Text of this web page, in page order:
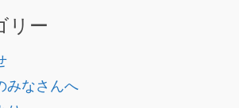
リー
みなさんへ